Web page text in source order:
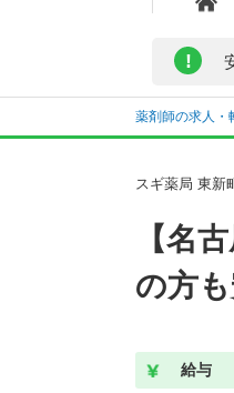
!
薬剤師の求人・
スギ薬局 東新
【名
の方も
給与